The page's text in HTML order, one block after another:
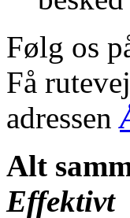
Følg os
Få
adressen
Alt
Effektivt